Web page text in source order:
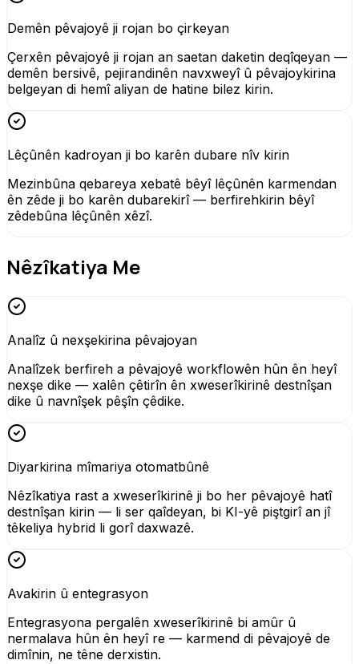
Demên pêvajoyê ji rojan bo çirkeyan
Çerxên pêvajoyê ji rojan an saetan daketin deqîqeyan —
demên bersivê, pejirandinên navxweyî û pêvajoykirina
belgeyan di hemî aliyan de hatine bilez kirin.
Lêçûnên kadroyan ji bo karên dubare nîv kirin
Mezinbûna qebareya xebatê bêyî lêçûnên karmendan
ên zêde ji bo karên dubarekirî — berfirehkirin bêyî
zêdebûna lêçûnên xêzî.
Nêzîkatiya Me
Analîz û nexşekirina pêvajoyan
Analîzek berfireh a pêvajoyê workflowên hûn ên heyî
nexşe dike — xalên çêtirîn ên xweserîkirinê destnîşan
dike û navnîşek pêşîn çêdike.
Diyarkirina mîmariya otomatbûnê
Nêzîkatiya rast a xweserîkirinê ji bo her pêvajoyê hatî
destnîşan kirin — li ser qaîdeyan, bi KI-yê piştgirî an jî
têkeliya hybrid li gorî daxwazê.
Avakirin û entegrasyon
Entegrasyona pergalên xweserîkirinê bi amûr û
nermalava hûn ên heyî re — karmend di pêvajoyê de
dimînin, ne têne derxistin.